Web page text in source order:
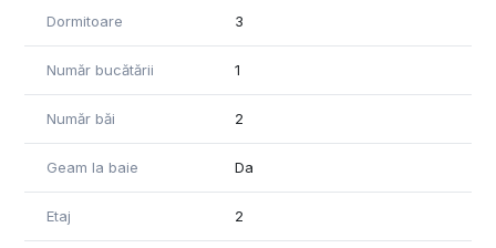
Dormitoare 3
Număr bucătării 1
Număr băi 2
Geam la baie Da
Etaj 2